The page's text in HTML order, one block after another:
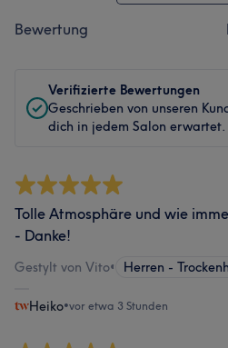
Bewertung
Verifizierte Bewertungen
Geschrieben von unseren
dich in jedem Salon erwartet.
Tolle Atmosphäre und wie
- Danke!
Gestylt von Vito• Herren -
Heiko•vor etwa 3 Stunden